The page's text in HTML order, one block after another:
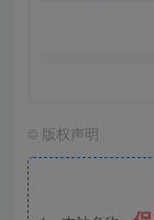
© 版权声明